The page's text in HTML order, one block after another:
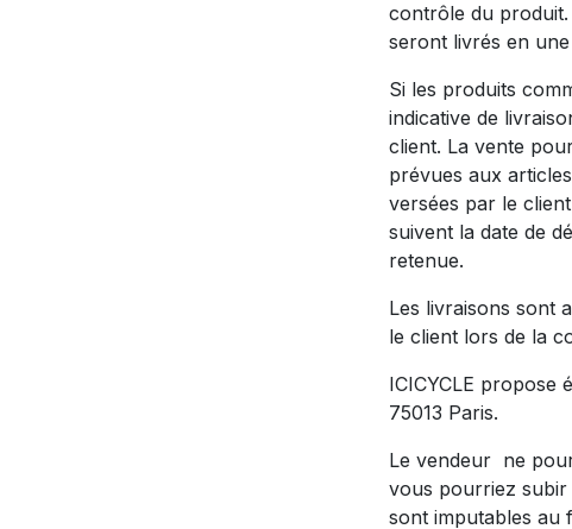
contrôle du
seront livrés en
Si les produits
indicative de
client. La vente
prévues aux
versées par le
suivent la date de
retenue.
Les livraisons sont
le client lors de la
ICICYCLE propose
75013 Paris.
Le vendeur ne
vous pourriez subir
sont imputables au